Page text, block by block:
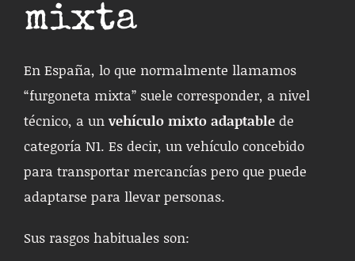
mixta
En España, lo que normalmente llamamos
“furgoneta mixta” suele corresponder, a nivel
técnico, a unvehículo mixto adaptable de
categoría N1. Es decir, un vehículo concebido
para transportar mercancías pero que puede
adaptarse para llevar personas.
Sus rasgos habituales son: